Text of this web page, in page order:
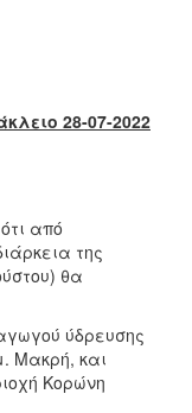
28-07-2022
από
της
θα
ύδρευσης
Μακρή, και
Κορώνη